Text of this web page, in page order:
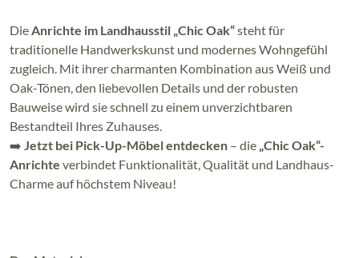
Die Anrichte im Landhausstil „Chic Oak“steht für
traditionelle Handwerkskunst und modernes Wohngefühl
zugleich. Mit ihrer charmanten Kombination aus Weiß und
Oak-Tönen, den liebevollen Details und der robusten
Bauweise wird sie schnell zu einem unverzichtbaren
Bestandteil Ihres Zuhauses.
➡️ Jetzt bei Pick-Up-Möbel entdecken – die „Chic Oak“-
Anrichte verbindet Funktionalität, Qualität und Landhaus-
Charme auf höchstem Niveau!